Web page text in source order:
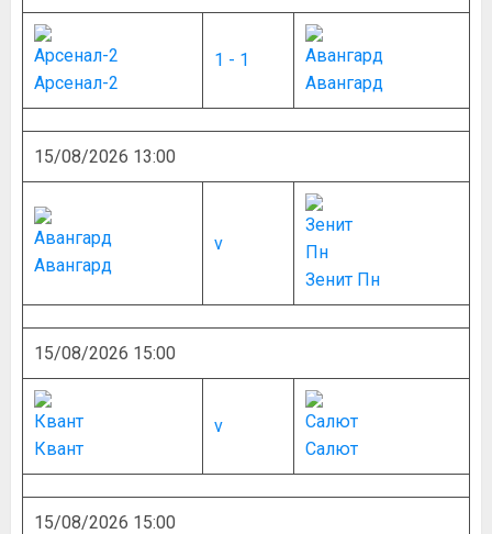
Арсенал-2
1 - 1
Авангард
15/08/2026 13:00
Авангард
v
Зенит Пн
15/08/2026 15:00
Квант
v
Салют
15/08/2026 15:00